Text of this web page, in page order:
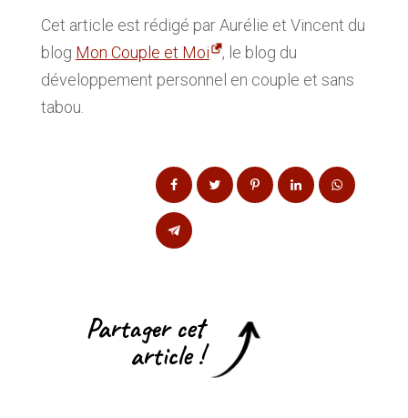
Cet article est rédigé par Aurélie et Vincent du
blog Mon Couple et Moi , le blog du
développement personnel en couple et sans
tabou.
Partager cet
article !